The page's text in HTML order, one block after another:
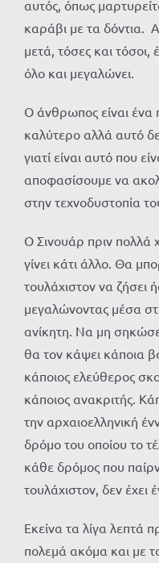
αυτός, όπως
καράβι με τα δόντια.
μετά, τόσες και τόσοι,
όλο και μεγαλώνει.
Ο άνθρωπος είναι ένα
καλύτερο αλλά αυτό
γιατί είναι αυτό που
αποφασίσουμε να
στην τεχνοδυστοπία
Ο Σινουάρ πριν πολλά
γίνει κάτι άλλο. Θα
τουλάχιστον να ζήσει
μεγαλώνοντας μέσα
ανίκητη. Να μη
θα τον κάψει κάποια
κάποιος ελεύθερος
κάποιος ανακριτής.
την αρχαιοελληνική
δρόμο του οποίου το
κάθε δρόμος που
τουλάχιστον, δεν έχει
Εκείνα τα λίγα λεπτά
πολεμά ακόμα και με